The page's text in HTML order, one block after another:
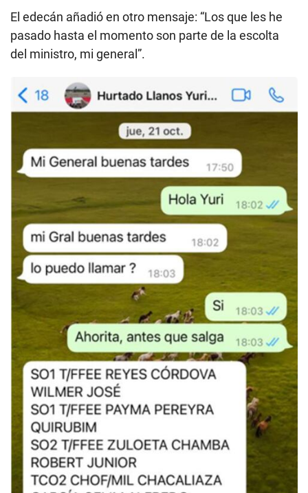
El edecán añadió en otro mensaje: “Los que les he
pasado hasta el momento son parte de la escolta
del ministro, mi general”.